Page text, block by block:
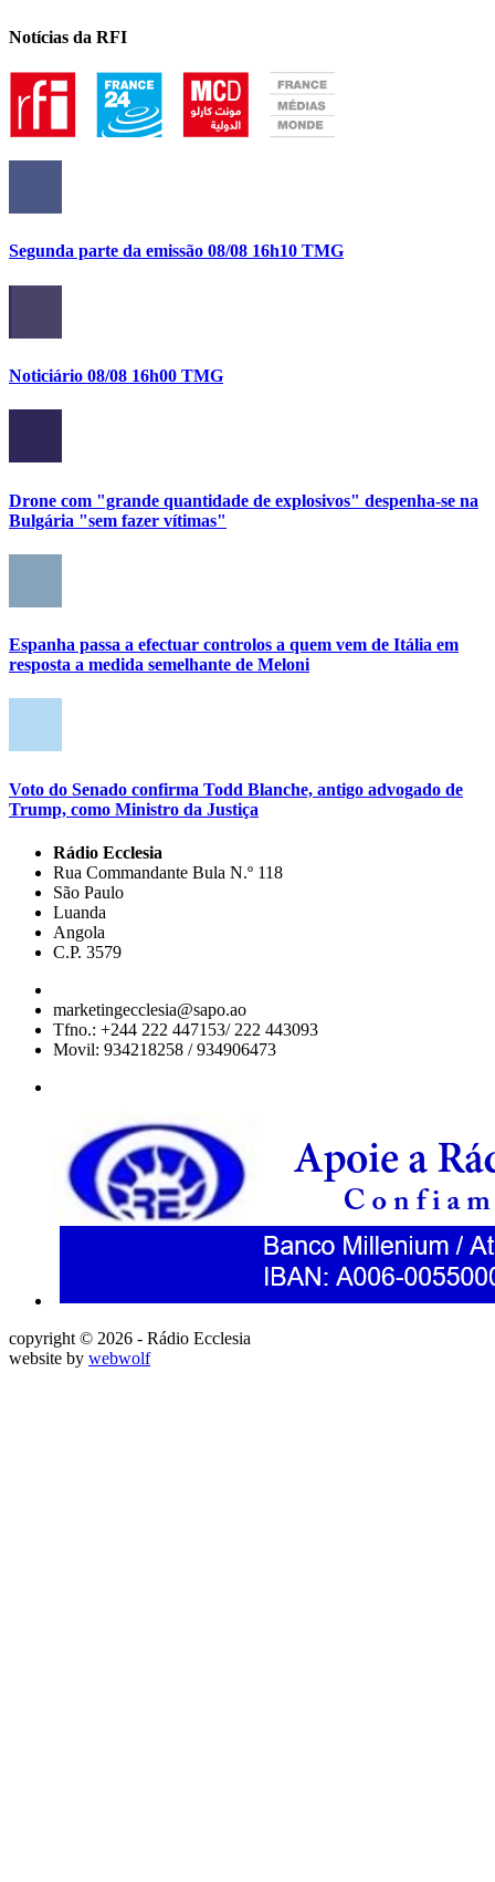
Notícias da RFI
Segunda parte da emissão 08/08 16h10 TMG
Noticiário 08/08 16h00 TMG
Drone com "grande quantidade de explosivos" despenha-se na
Bulgária "sem fazer vítimas"
Espanha passa a efectuar controlos a quem vem de Itália em
resposta a medida semelhante de Meloni
Voto do Senado confirma Todd Blanche, antigo advogado de
Trump, como Ministro da Justiça
Rádio Ecclesia
Rua Commandante Bula N.º 118
São Paulo
Luanda
Angola
C.P. 3579
marketingecclesia@sapo.ao
Tfno.: +244 222 447153/ 222 443093
Movil: 934218258 / 934906473
copyright © 2026 - Rádio Ecclesia
website by webwolf